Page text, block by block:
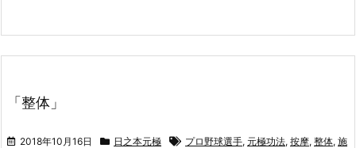
「整体」
2018年10月16日 日之本元極 プロ野球選手, 元極功法, 按摩, 整体, 施